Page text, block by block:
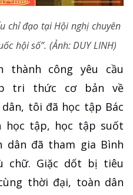
chỉ đạo tại Hội nghị chuyên
hội số”. (Ảnh: DUY LINH)
thành công yêu cầu
tri thức cơ bản về
tôi đã học tập Bác
học tập, học tập suốt
dân đã tham gia Bình
chữ. Giặc dốt bị tiêu
thời đại, toàn dân